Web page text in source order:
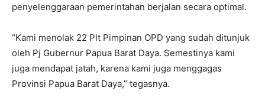
penyelenggaraan pemerintahan berjalan secara optimal.
“Kami menolak 22 Plt Pimpinan OPD yang sudah ditunjuk
oleh Pj Gubernur Papua Barat Daya. Semestinya kami
juga mendapat jatah, karena kami juga menggagas
Provinsi Papua Barat Daya,” tegasnya.